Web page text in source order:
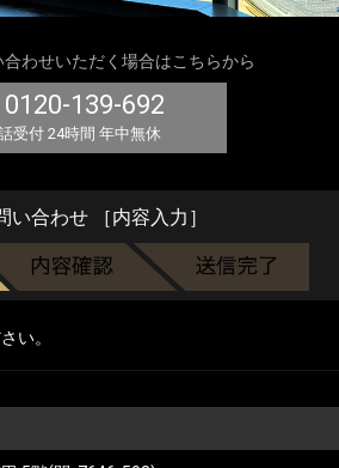
わせいただく場合はこちらから
139-692
受付 24時間 年中無休
い合わせ ［内容入力］
い。